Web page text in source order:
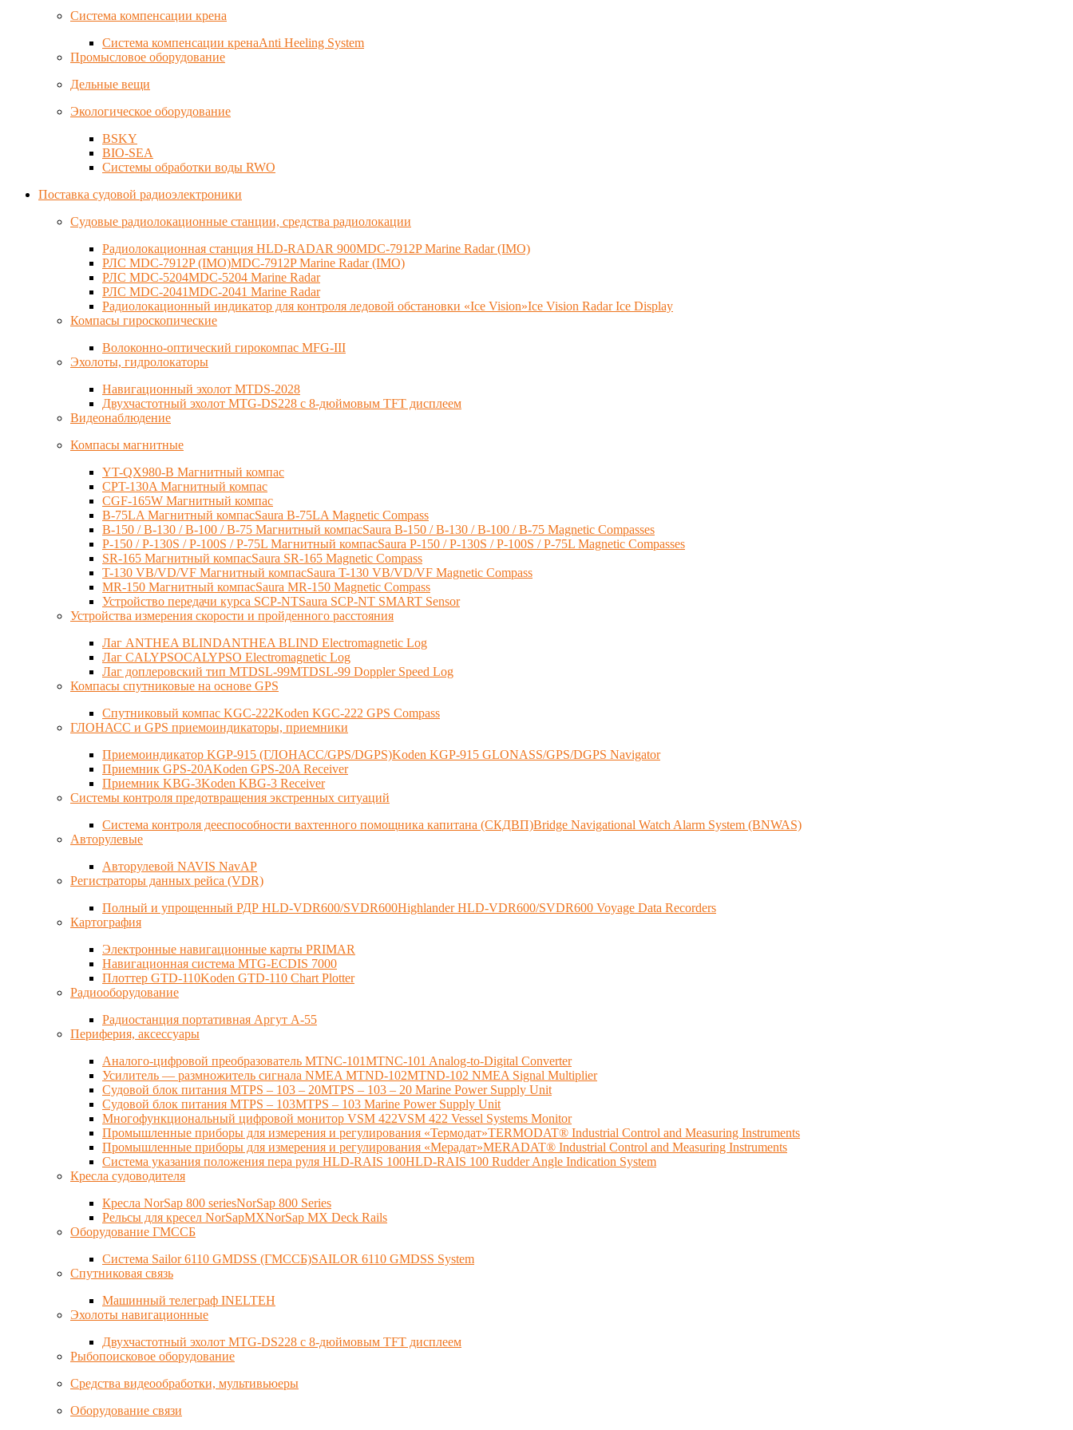
Система компенсации крена
Система компенсации кренаAnti Heeling System
Промысловое оборудование
Дельные вещи
Экологическое оборудование
BSKY
BIO-SEA
Системы обработки воды RWO
Поставка судовой радиоэлектроники
Судовые радиолокационные станции, средства радиолокации
Радиолокационная станция HLD-RADAR 900MDC-7912P Marine Radar (IMO)
РЛС MDC-7912P (IMO)MDC-7912P Marine Radar (IMO)
РЛС MDC-5204MDC-5204 Marine Radar
РЛС MDC-2041MDC-2041 Marine Radar
Радиолокационный индикатор для контроля ледовой обстановки «Ice Vision»Ice Vision Radar Ice Display
Компасы гироскопические
Волоконно-оптический гирокомпас MFG-III
Эхолоты, гидролокаторы
Навигационный эхолот MTDS-2028
Двухчастотный эхолот MTG-DS228 с 8-дюймовым TFT дисплеем
Видеонаблюдение
Компасы магнитные
YT-QX980-B Магнитный компас
CPT-130A Магнитный компас
CGF-165W Магнитный компас
B-75LA Магнитный компасSaura B-75LA Magnetic Compass
B-150 / B-130 / B-100 / B-75 Магнитный компасSaura B-150 / B-130 / B-100 / B-75 Magnetic Compasses
P-150 / P-130S / P-100S / P-75L Магнитный компасSaura P-150 / P-130S / P-100S / P-75L Magnetic Compasses
SR-165 Магнитный компасSaura SR-165 Magnetic Compass
T-130 VB/VD/VF Магнитный компасSaura T-130 VB/VD/VF Magnetic Compass
MR-150 Магнитный компасSaura MR-150 Magnetic Compass
Устройство передачи курса SCP-NTSaura SCP-NT SMART Sensor
Устройства измерения скорости и пройденного расстояния
Лаг ANTHEA BLINDANTHEA BLIND Electromagnetic Log
Лаг CALYPSOCALYPSO Electromagnetic Log
Лаг доплеровский тип MTDSL-99MTDSL-99 Doppler Speed Log
Компасы спутниковые на основе GPS
Спутниковый компас KGC-222Koden KGC-222 GPS Compass
ГЛОНАСС и GPS приемоиндикаторы, приемники
Приемоиндикатор KGP-915 (ГЛОНАСС/GPS/DGPS)Koden KGP-915 GLONASS/GPS/DGPS Navigator
Приемник GPS-20AKoden GPS-20A Receiver
Приемник KBG-3Koden KBG-3 Receiver
Системы контроля предотвращения экстренных ситуаций
Система контроля дееспособности вахтенного помощника капитана (СКДВП)Bridge Navigational Watch Alarm System (BNWAS)
Авторулевые
Авторулевой NAVIS NavAP
Регистраторы данных рейса (VDR)
Полный и упрощенный РДР HLD-VDR600/SVDR600Highlander HLD-VDR600/SVDR600 Voyage Data Recorders
Картография
Электронные навигационные карты PRIMAR
Навигационная система MTG-ECDIS 7000
Плоттер GTD-110Koden GTD-110 Chart Plotter
Радиооборудование
Радиостанция портативная Аргут А-55
Периферия, аксессуары
Аналого-цифровой преобразователь MTNC-101MTNC-101 Analog-to-Digital Converter
Усилитель — размножитель сигнала NMEA MTND-102MTND-102 NMEA Signal Multiplier
Судовой блок питания MTPS – 103 – 20MTPS – 103 – 20 Marine Power Supply Unit
Судовой блок питания MTPS – 103MTPS – 103 Marine Power Supply Unit
Многофункциональный цифровой монитор VSM 422VSM 422 Vessel Systems Monitor
Промышленные приборы для измерения и регулирования «Термодат»TERMODAT® Industrial Control and Measuring Instruments
Промышленные приборы для измерения и регулирования «Мерадат»MERADAT® Industrial Control and Measuring Instruments
Система указания положения пера руля HLD-RAIS 100HLD-RAIS 100 Rudder Angle Indication System
Кресла судоводителя
Кресла NorSap 800 seriesNorSap 800 Series
Рельсы для кресел NorSapMXNorSap MX Deck Rails
Оборудование ГМССБ
Система Sailor 6110 GMDSS (ГМССБ)SAILOR 6110 GMDSS System
Спутниковая связь
Машинный телеграф INELTEH
Эхолоты навигационные
Двухчастотный эхолот MTG-DS228 с 8-дюймовым TFT дисплеем
Рыбопоисковое оборудование
Средства видеообработки, мультивьюеры
Оборудование связи